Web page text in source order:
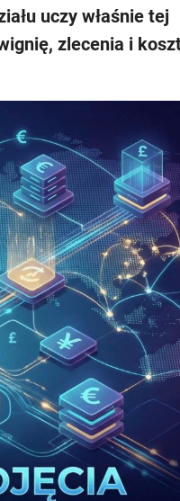
uczy właśnie tej
zlecenia i